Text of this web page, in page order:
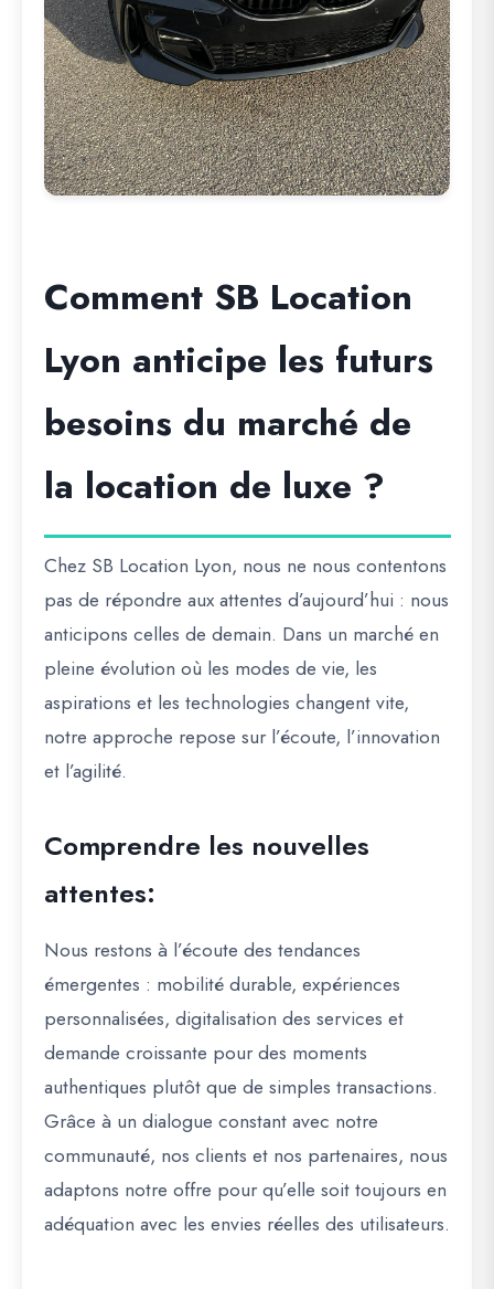
Comment SB Location
Lyon anticipe les futurs
besoins du marché de
la location de luxe ?
Chez SB Location Lyon, nous ne nous contentons
pas de répondre aux attentes d’aujourd’hui : nous
anticipons celles de demain. Dans un marché en
pleine évolution où les modes de vie, les
aspirations et les technologies changent vite,
notre approche repose sur l’écoute, l’innovation
et l’agilité.
Comprendre les nouvelles
attentes:
Nous restons à l’écoute des tendances
émergentes : mobilité durable, expériences
personnalisées, digitalisation des services et
demande croissante pour des moments
authentiques plutôt que de simples transactions.
Grâce à un dialogue constant avec notre
communauté, nos clients et nos partenaires, nous
adaptons notre offre pour qu’elle soit toujours en
adéquation avec les envies réelles des utilisateurs.